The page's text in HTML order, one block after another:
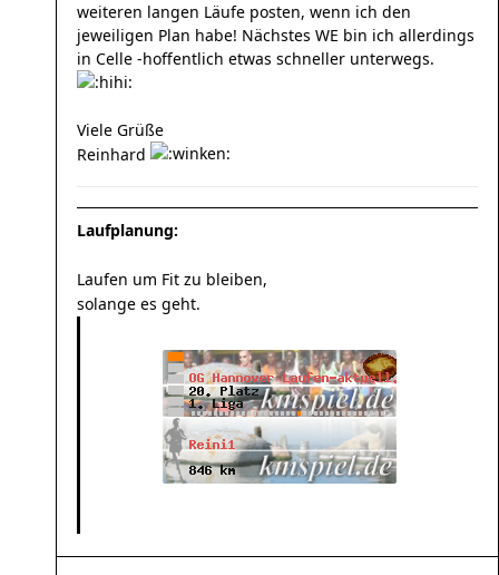
weiteren langen Läufe posten, wenn ich den
jeweiligen Plan habe! Nächstes WE bin ich allerdings
in Celle -hoffentlich etwas schneller unterwegs.
Viele Grüße
Reinhard
Laufplanung:
Laufen um Fit zu bleiben,
solange es geht.